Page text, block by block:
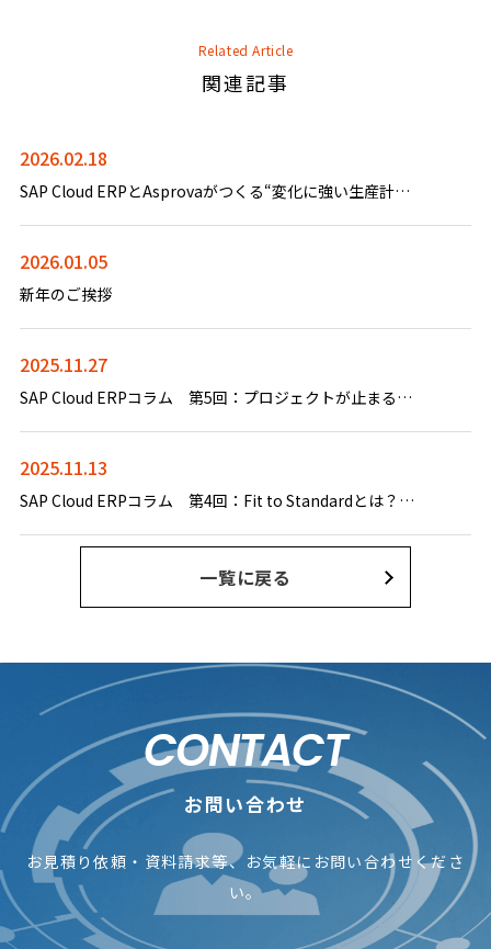
Related Article
関連記事
2026.02.18
SAP Cloud ERPとAsprovaがつくる“変化に強い生産計画”
2026.01.05
新年のご挨拶
2025.11.27
SAP Cloud ERPコラム 第5回：プロジェクトが止まる企業・進む企業の違い 成功の鍵「Discovery Workshop」とは？
2025.11.13
SAP Cloud ERPコラム 第4回：Fit to Standardとは？ SAPで実現できる“新しいERP導入の常識”
一覧に戻る
CONTACT
お問い合わせ
お見積り依頼・資料請求等、お気軽にお問い合わせくださ
い。